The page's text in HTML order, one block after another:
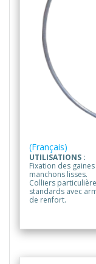
(Français)
UTILISATIONS :
Fixation des
manchons lisses.
Colliers
standards avec
de renfort.